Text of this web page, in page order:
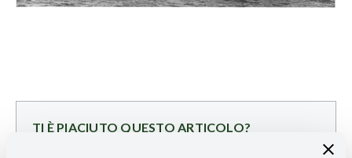
TI È PIACIUTO QUESTO ARTICOLO?